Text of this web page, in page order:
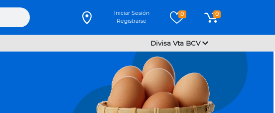
Iniciar Sesión
Registrarse
0 0
Divisa Vta BCV